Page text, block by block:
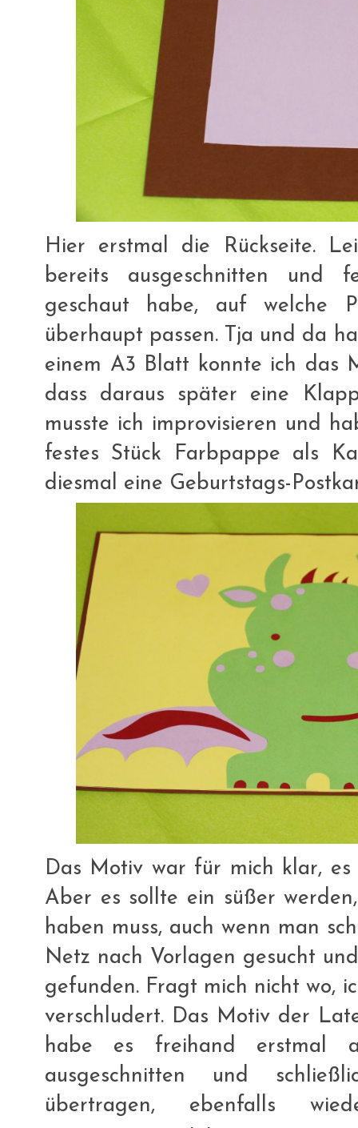
Hier erstmal die Rückseite.
bereits ausgeschnitten und
geschaut habe, auf welche
überhaupt passen. Tja und da
einem A3 Blatt konnte ich das
dass daraus später eine
musste ich improvisieren und
festes Stück Farbpappe als
diesmal eine Geburtstags-
Das Motiv war für mich klar, es
Aber es sollte ein süßer
haben muss, auch wenn man
Netz nach Vorlagen gesucht
gefunden. Fragt mich nicht wo,
verschludert. Das Motiv der
habe es freihand erstmal
ausgeschnitten und
übertragen, ebenfalls